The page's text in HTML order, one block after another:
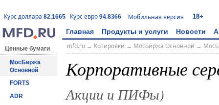
Курс доллара 82.1665 Курс евро 94.8366 Мобильная версия 18+
Главная Продукты и услуги Новости
Ценные бумаги
МосБиржа
Основной
FORTS
ADR
mfd.ru→ Котировки → МосБиржа Основной →
Корпоративные
Акции и ПИФы)